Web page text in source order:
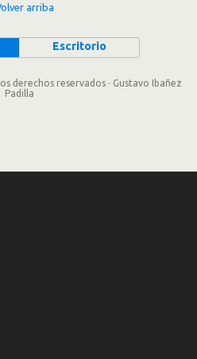
arriba
Escritorio
derechos reservados · Gustavo Ibañez
Padilla